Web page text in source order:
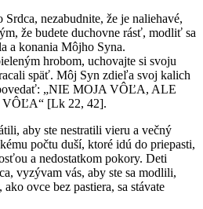
nezabudnite, že je naliehavé,
že budete duchovne rásť, modliť sa
a konania Môjho Syna.
hrobom, uchovajte si svoju
späť. Môj Syn zdieľa svoj kalich
„NIE MOJA VÔĽA, ALE
[Lk 22, 42].
aby ste nestratili vieru a večný
počtu duší, ktoré idú do priepasti,
a nedostatkom pokory. Deti
vyzývam vás, aby ste sa modlili,
ovce bez pastiera, sa stávate